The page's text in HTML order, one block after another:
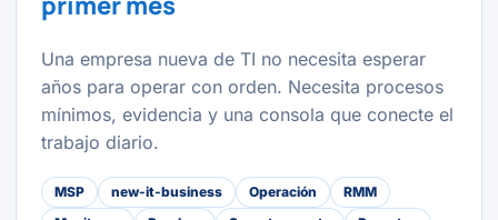
Una empresa nueva de TI no necesita esperar
años para operar con orden. Necesita procesos
mínimos, evidencia y una consola que conecte el
trabajo diario.
MSP new-it-business Operación
RMM